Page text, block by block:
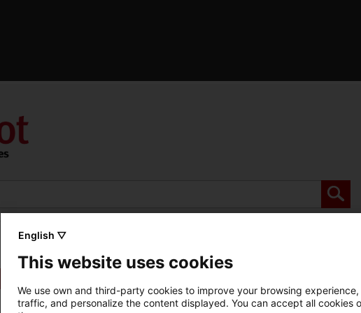
English ▽
This website uses cookies
We use own and third-party cookies to improve your browsing
traffic, and personalize the content displayed. You can accept all cookies